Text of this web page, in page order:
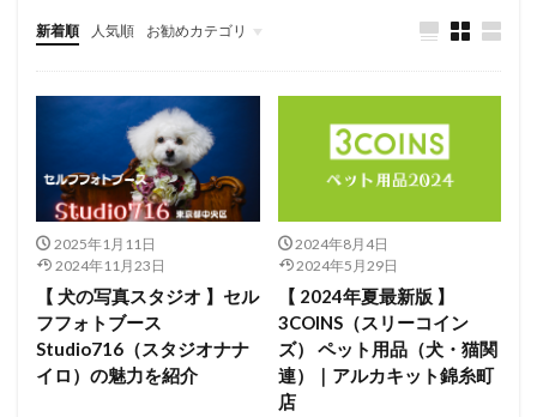
新着順 人気順 お勧めカテゴリ
未分類
2025年1月11日
2024年11月23日
【 犬の写真スタジオ 】セル
フフォトブース
Studio716（スタジオナナ
イロ）の魅力を紹介
2024年8月4日
2024年5月29日
【 2024年夏最新版 】
3COINS（スリーコイン
ズ） ペット用品（犬・猫関
連）｜アルカキット錦糸町
店